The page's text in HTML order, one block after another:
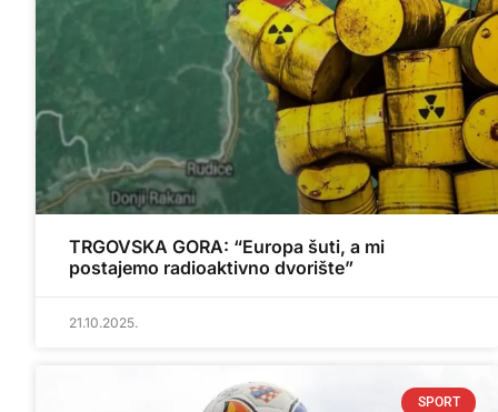
TRGOVSKA GORA: “Europa šuti, a mi
postajemo radioaktivno dvorište”
21.10.2025.
SPORT